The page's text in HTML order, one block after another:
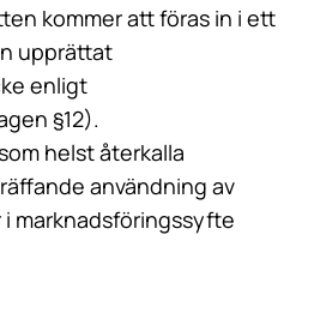
kommer att föras in i ett
upprättat
enligt
§12).
helst återkalla
användning av
marknadsföringssyfte